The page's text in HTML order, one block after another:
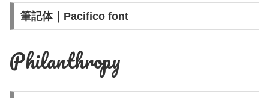
筆記体｜Pacifico font
Philanthropy